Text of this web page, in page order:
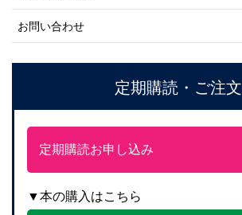
お問い合わせ
定期購読・ご注文
定期購読お申し込み
▼本の購入はこちら